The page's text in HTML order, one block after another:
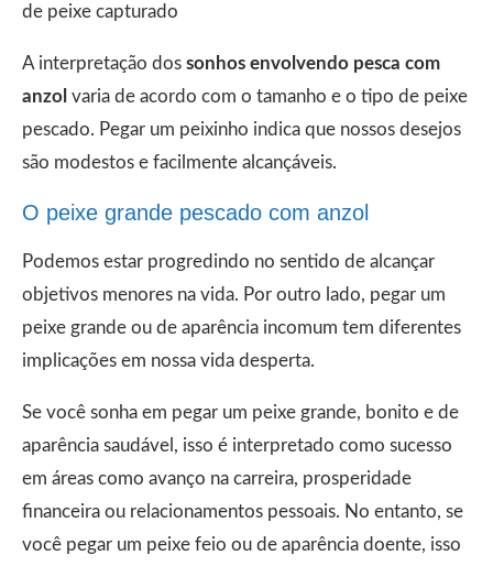
de peixe capturado
A interpretação dos sonhos envolvendo pesca com
anzol varia de acordo com o tamanho e o tipo de peixe
pescado. Pegar um peixinho indica que nossos desejos
são modestos e facilmente alcançáveis.
O peixe grande pescado com anzol
Podemos estar progredindo no sentido de alcançar
objetivos menores na vida. Por outro lado, pegar um
peixe grande ou de aparência incomum tem diferentes
implicações em nossa vida desperta.
Se você sonha em pegar um peixe grande, bonito e de
aparência saudável, isso é interpretado como sucesso
em áreas como avanço na carreira, prosperidade
financeira ou relacionamentos pessoais. No entanto, se
você pegar um peixe feio ou de aparência doente, isso